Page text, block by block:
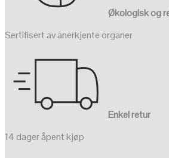
Økologisk og
Sertifisert av anerkjente organer
Enkel retur
14 dager åpent kjøp